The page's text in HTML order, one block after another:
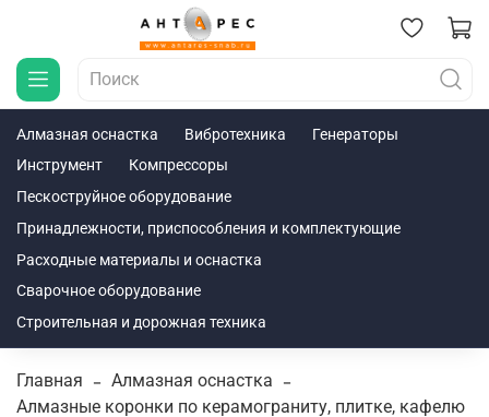
Алмазная оснастка Вибротехника
Генераторы
Инструмент
Компрессоры
Пескоструйное оборудование
Принадлежности, приспособления и комплектующие
Расходные материалы и оснастка
Сварочное оборудование
Строительная и дорожная техника
Главная
Алмазная оснастка
Алмазные коронки по керамограниту, плитке, кафелю